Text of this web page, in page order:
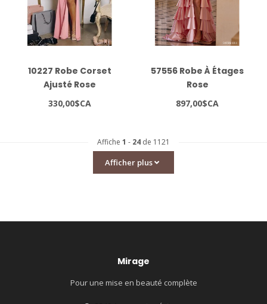
10227 Robe Corset
Ajusté Rose
330,00$CA
57556 Robe À Étages
Rose
897,00$CA
Affiche 1 - 24 de 1121
Afficher plus
Mirage
Pour une mise en beauté complète